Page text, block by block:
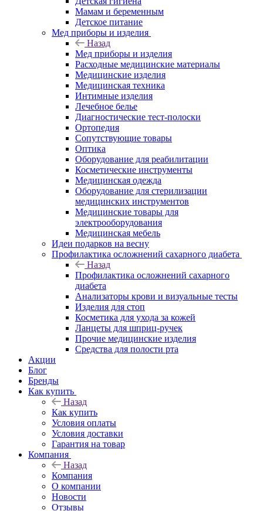
Мамам и беременным
Детское питание
Мед приборы и изделия
Назад
Мед приборы и изделия
Расходные медицинские материалы
Медицинские изделия
Медицинская техника
Интимные изделия
Лечебное белье
Диагностические тест-полоски
Ортопедия
Сопутствующие товары
Оптика
Оборудование для реабилитации
Косметические инструменты
Медицинская одежда
Оборудование для стерилизации
медицинских инструментов
Медицинские товары для
электрооборудования
Медицинская мебель
Идеи подарков на весну
Профилактика осложнений сахарного диабета
Назад
Профилактика осложнений сахарного
диабета
Анализаторы крови и визуальные тесты
Изделия для стоп
Косметика для ухода за кожей
Ланцеты для шприц-ручек
Прочие медицинские изделия
Средства для полости рта
Акции
Блог
Бренды
Как купить
Назад
Как купить
Условия оплаты
Условия доставки
Гарантия на товар
Компания
Назад
Компания
О компании
Новости
Отзывы